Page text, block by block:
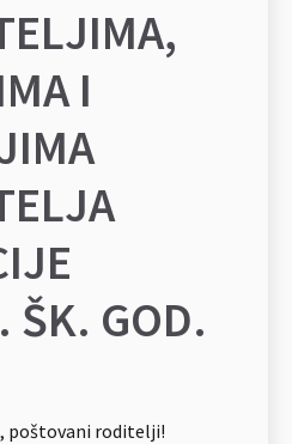
I
GOD.
poštovani roditelji!